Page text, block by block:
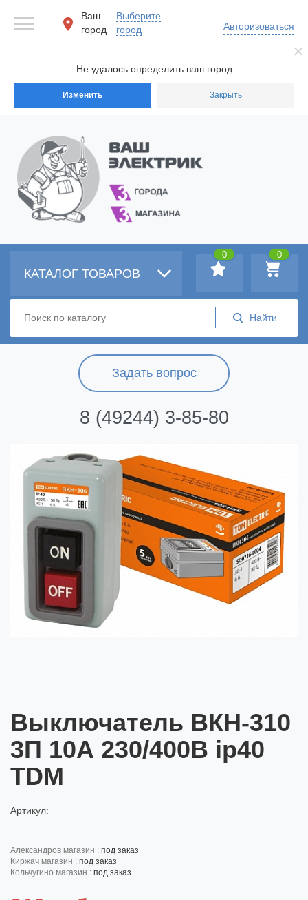
Не удалось определить ваш город
Изменить Закрыть
Ваш
город
Выберите
город
Авторизоваться
Задать вопрос
8 (49244) 3-85-80
КАТАЛОГ ТОВАРОВ
0
0
Выключатель ВКН-310
3П 10А 230/400В ip40
TDM
Артикул:
александров магазин : под заказ
киржач магазин : под заказ
кольчугино магазин : под заказ